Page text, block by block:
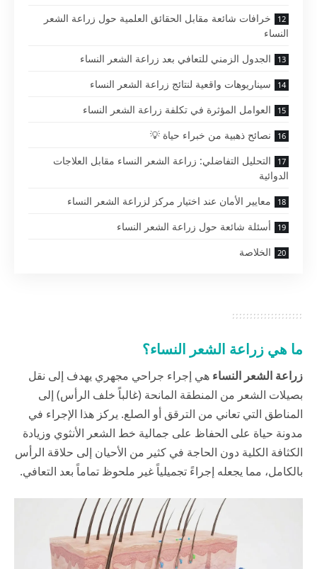
خرافات شائعة مقابل الحقائق العلمية حول زراعة الشعر
النساء
الجدول الزمني للتعافي بعد زراعة الشعر النساء
سيناريوهات واقعية لنتائج زراعة الشعر النساء
العوامل المؤثرة في تكلفة زراعة الشعر النساء
نصائح ذهبية من خبراء حياة 💡
التحليل التفاضلي: زراعة الشعر النساء مقابل العلاجات
الدوائية
معايير الأمان عند اختيار مركز لزراعة الشعر النساء
أسئلة شائعة حول زراعة الشعر النساء
الخلاصة
ما هي زراعة الشعر النساء؟
زراعة الشعر النساء هي إجراء جراحي مجهري يهدف إلى نقل
بصيلات الشعر من المنطقة المانحة (غالباً خلف الرأس) إلى
المناطق التي تعاني من الترقق أو الصلع. يركز هذا الإجراء في
مدونة حياة على الحفاظ على جمالية خط الشعر الأنثوي وزيادة
الكثافة الكلية دون الحاجة في كثير من الأحيان إلى حلاقة الرأس
بالكامل، مما يجعله إجراءً تجميلياً غير ملحوظ تماماً بعد التعافي.